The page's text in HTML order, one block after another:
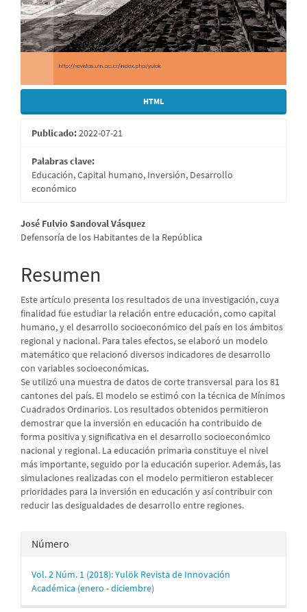
HTML
Publicado:2022-07-21
Palabras clave:
Educación, Capital humano, Inversión, Desarrollo
económico
Contenido
principal
del
artículo
José Fulvio Sandoval Vásquez
Defensoría de los Habitantes de la República
Resumen
Este artículo presenta los resultados de una investigación, cuya
finalidad fue estudiar la relación entre educación, como capital
humano, y el desarrollo socioeconómico del país en los ámbitos
regional y nacional. Para tales efectos, se elaboró un modelo
matemático que relacionó diversos indicadores de desarrollo
con variables socioeconómicas.
Se utilizó una muestra de datos de corte transversal para los 81
cantones del país. El modelo se estimó con la técnica de Mínimos
Cuadrados Ordinarios. Los resultados obtenidos permitieron
demostrar que la inversión en educación ha contribuido de
forma positiva y significativa en el desarrollo socioeconómico
nacional y regional. La educación primaria constituye el nivel
más importante, seguido por la educación superior. Además, las
simulaciones realizadas con el modelo permitieron establecer
prioridades para la inversión en educación y así contribuir con
reducir las desigualdades de desarrollo entre regiones.
Detalles
del
artículo
Número
Vol. 2 Núm. 1 (2018): Yulök Revista de Innovación
Académica (enero - diciembre)